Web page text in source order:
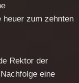
zum zehnten
Rektor der
eine